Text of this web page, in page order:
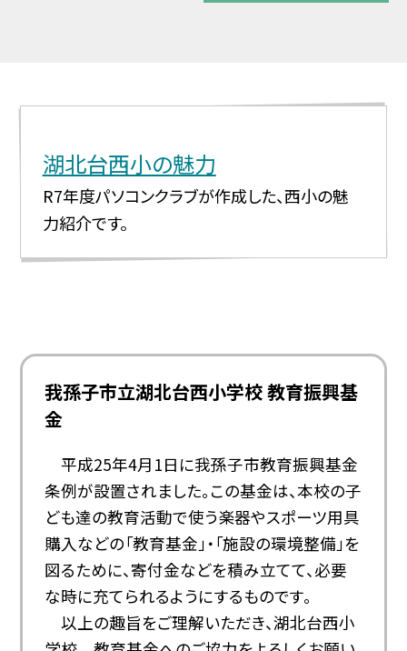
湖北台西小の魅力
R7年度パソコンクラブが作成した、西小の魅
力紹介です。
我孫子市立湖北台西小学校 教育振興基
金
平成25年4月1日に我孫子市教育振興基金
条例が設置されました。この基金は、本校の子
ども達の教育活動で使う楽器やスポーツ用具
購入などの「教育基金」・「施設の環境整備」を
図るために、寄付金などを積み立てて、必要
な時に充てられるようにするものです。
以上の趣旨をご理解いただき、湖北台西小